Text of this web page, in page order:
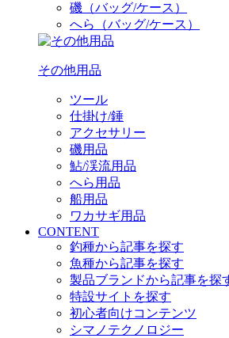
磯（バッグ/ケース）
へら（バッグ/ケース）
その他用品
ツール
仕掛け/錘
アクセサリー
磯用品
鮎/渓流用品
へら用品
船用品
ワカサギ用品
CONTENT
釣種から記事を探す
魚種から記事を探す
製品ブランドから記事を探
特設サイトを探す
初心者向けコンテンツ
シマノテクノロジー